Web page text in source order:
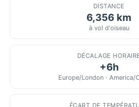
DISTANCE
6,356 km
à vol d'oiseau
DÉCALAGE
+6h
Europe/London · America/
ÉCART DE